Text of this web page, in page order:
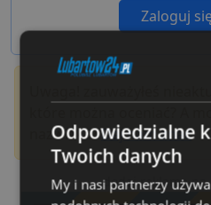
Zaloguj
nazwiska?Daj nam znać!
dodaj reklamę na
Odpowiedzialne
Twoich danych
My i nasi partnerzy